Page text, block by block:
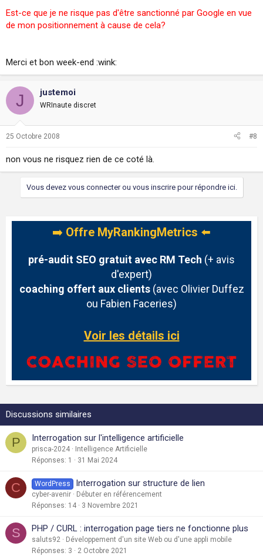
Est-ce que je ne risque pas d'être sanctionné par Google en vue
de mon positionnement à cause de cela?
Merci et bon week-end :wink:
J justemoi
WRInaute discret
25 Octobre 2008 #8
non vous ne risquez rien de ce coté là.
Vous devez vous connecter ou vous inscrire pour répondre ici.
➡️ Offre MyRankingMetrics ⬅️
pré-audit SEO gratuit avec RM Tech (+ avis
d'expert)
coaching offert aux clients(avec Olivier Duffez
ou Fabien Faceries)
Voir les détails ici
Discussions similaires
P Interrogation sur l'intelligence artificielle
prisca-2024
Intelligence Artificielle
Réponses 1 31 Mai 2024
C WordPress Interrogation sur structure de lien
cyber-avenir
Débuter en référencement
Réponses 14 3 Novembre 2021
S PHP / CURL : interrogation page tiers ne fonctionne plus
saluts92
Développement d'un site Web ou d'une appli mobile
Réponses 3 2 Octobre 2021